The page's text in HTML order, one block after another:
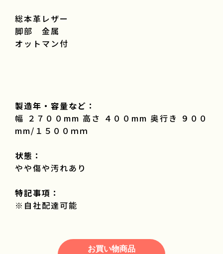
総本革レザー
脚部 金属
オットマン付
製造年・容量など：
幅 ２７００mm 高さ ４００mm 奥行き ９００
mm/１５００ｍｍ
状態：
やや傷や汚れあり
特記事項：
※自社配達可能
お買い物商品